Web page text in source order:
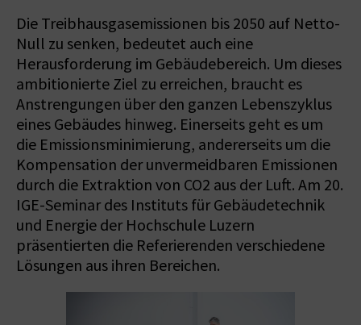
Die Treibhausgasemissionen bis 2050 auf Netto-
Null zu senken, bedeutet auch eine
Herausforderung im Gebäudebereich. Um dieses
ambitionierte Ziel zu erreichen, braucht es
Anstrengungen über den ganzen Lebenszyklus
eines Gebäudes hinweg. Einerseits geht es um
die Emissionsminimierung, andererseits um die
Kompensation der unvermeidbaren Emissionen
durch die Extraktion von CO2 aus der Luft. Am 20.
IGE-Seminar des Instituts für Gebäudetechnik
und Energie der Hochschule Luzern
präsentierten die Referierenden verschiedene
Lösungen aus ihren Bereichen.